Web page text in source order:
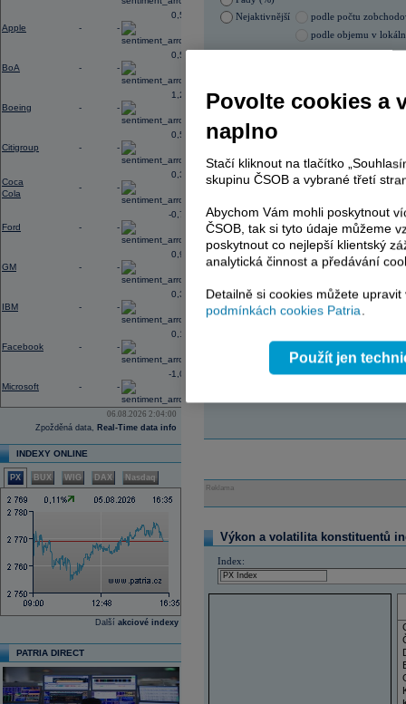
Apple - -
0,52
BoA - -
0,56
Boeing - -
1,28
Citigroup - -
0,56
Coca
Cola
- -
0,31
Ford - -
-0,77
GM - -
0,96
IBM - -
0,33
Facebook - -
0,14
Microsoft - -
-1,09
06.08.2026 2:04:00
Zpožděná data, Real-Time data info
INDEXY ONLINE
PX BUX WIG DAX Nasdaq
Další akciové indexy
PATRIA DIRECT
Nejaktivnější
podle počtu
podle objemu v
ERSTE BANK
PHILIP MORRIS ČR
PHILIP MORRIS ČR
ENERGOAQUA
AD index - vývoj
Region
select
Odeslat
Reklama
Výkon a volatilita konstituentů
Index:
Povolte cookies a
naplno
Stačí kliknout na tlačítko
skupinu ČSOB a vybrané třetí
Abychom Vám mohli poskytnout
ČSOB, tak si tyto údaje můžeme
poskytnout co nejlepší klientský
analytická činnost a předávání
Detailně si cookies můžete
podmínkách cookies Patria.
Použít jen